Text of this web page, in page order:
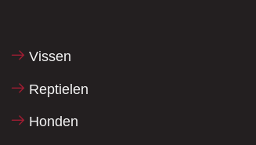
Vissen
Reptielen
Honden